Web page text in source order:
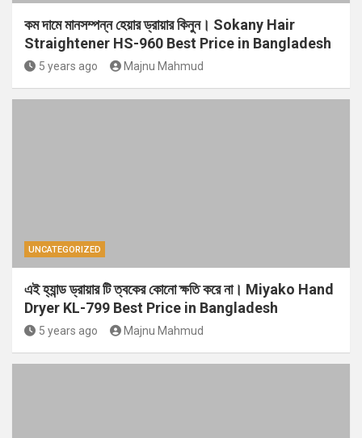
কম দামে মানসম্পন্ন হেয়ার ড্রায়ার কিনুন। Sokany Hair
Straightener HS-960 Best Price in Bangladesh
5 years ago Majnu Mahmud
UNCATEGORIZED
এই হ্যান্ড ড্রায়ার টি ত্বকের কোনো ক্ষতি করে না। Miyako Hand
Dryer KL-799 Best Price in Bangladesh
5 years ago Majnu Mahmud